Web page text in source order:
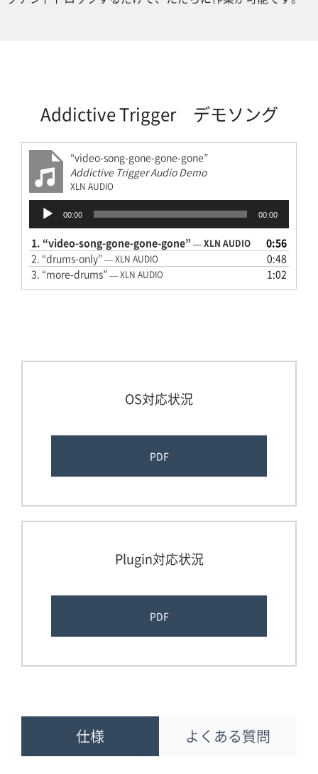
Addictive Trigger デモソング
“video-song-gone-gone-gone”
Addictive Trigger Audio Demo
XLN AUDIO
プ
レ
ー
ヤ
00:00 00:00
1. “video-song-gone-gone-gone” — XLN AUDIO
0:56
2. “drums-only”— XLN AUDIO
0:48
3. “more-drums”— XLN AUDIO 1:02
OS対応状況
PDF
Plugin対応状況
PDF
仕様 よくある質問